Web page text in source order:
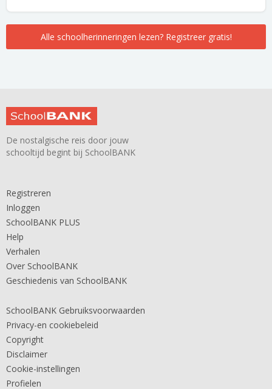
Alle schoolherinneringen lezen? Registreer gratis!
De nostalgische reis door jouw
schooltijd begint bij SchoolBANK
Registreren
Inloggen
SchoolBANK PLUS
Help
Verhalen
Over SchoolBANK
Geschiedenis van SchoolBANK
SchoolBANK Gebruiksvoorwaarden
Privacy-en cookiebeleid
Copyright
Disclaimer
Cookie-instellingen
Profielen